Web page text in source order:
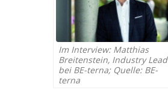
Im Interview: Matthias
Breitenstein, Industry Lead
bei BE-terna; Quelle: BE-
terna